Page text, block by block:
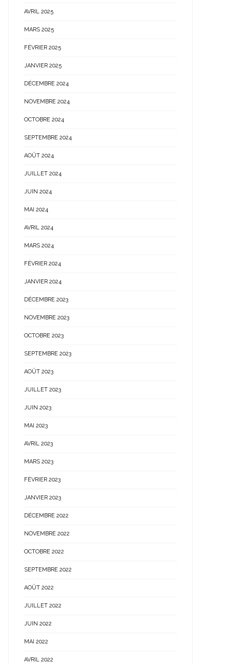
AVRIL 2025
MARS 2025
FÉVRIER 2025
JANVIER 2025
DÉCEMBRE 2024
NOVEMBRE 2024
OCTOBRE 2024
SEPTEMBRE 2024
AOÛT 2024
JUILLET 2024
JUIN 2024
MAI 2024
AVRIL 2024
MARS 2024
FÉVRIER 2024
JANVIER 2024
DÉCEMBRE 2023
NOVEMBRE 2023
OCTOBRE 2023
SEPTEMBRE 2023
AOÛT 2023
JUILLET 2023
JUIN 2023
MAI 2023
AVRIL 2023
MARS 2023
FÉVRIER 2023
JANVIER 2023
DÉCEMBRE 2022
NOVEMBRE 2022
OCTOBRE 2022
SEPTEMBRE 2022
AOÛT 2022
JUILLET 2022
JUIN 2022
MAI 2022
AVRIL 2022